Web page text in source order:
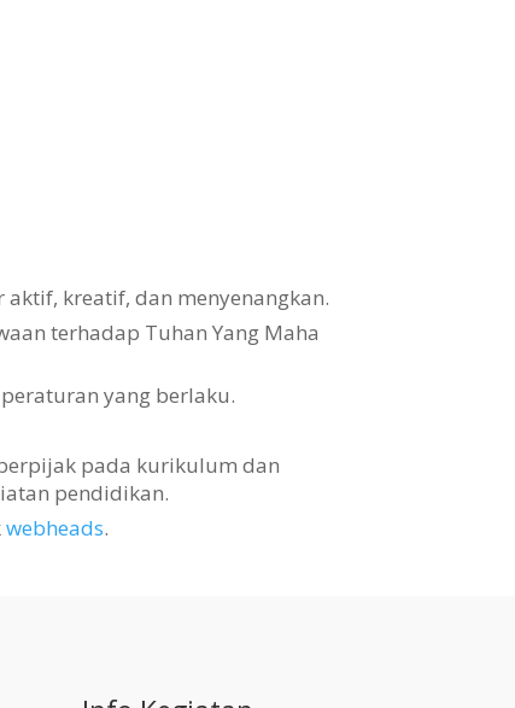
kreatif, dan menyenangkan.
terhadap Tuhan Yang Maha
yang berlaku.
pada kurikulum dan
pendidikan.
webheads.